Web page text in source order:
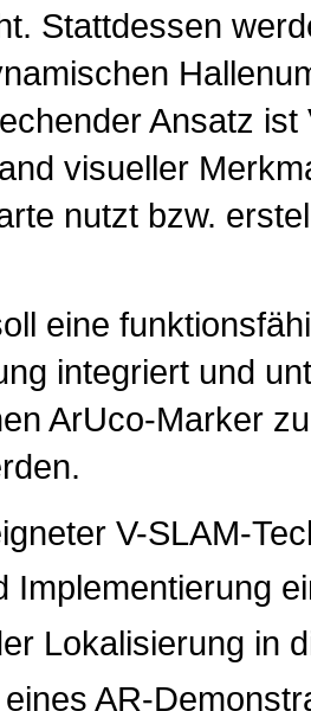
Stattdessen
Ansatz
visueller
nutzt bzw.
eine
integriert und
ArUco-Marker
V-SLAM-
Implementierung
Lokalisierung in
AR-